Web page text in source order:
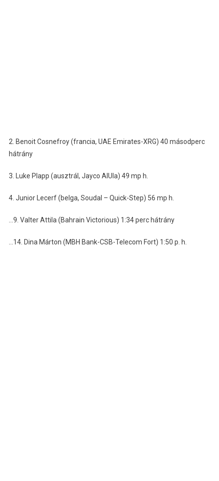
2. Benoit Cosnefroy (francia, UAE Emirates-XRG) 40 másodperc
hátrány
3. Luke Plapp (ausztrál, Jayco AlUla) 49 mp h.
4. Junior Lecerf (belga, Soudal – Quick-Step) 56 mp h.
…9. Valter Attila (Bahrain Victorious) 1:34 perc hátrány
…14. Dina Márton (MBH Bank-CSB-Telecom Fort) 1:50 p. h.